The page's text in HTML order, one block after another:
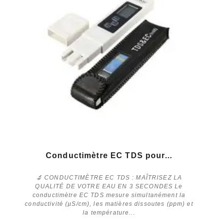
Conductimètre EC TDS pour...
🔬 CONDUCTIMÈTRE EC TDS : MAÎTRISEZ LA
QUALITÉ DE VOTRE EAU EN 3 SECONDES Le
conductimètre EC TDS mesure simultanément la
conductivité (µS/cm), les matières dissoutes (ppm) et
la température...